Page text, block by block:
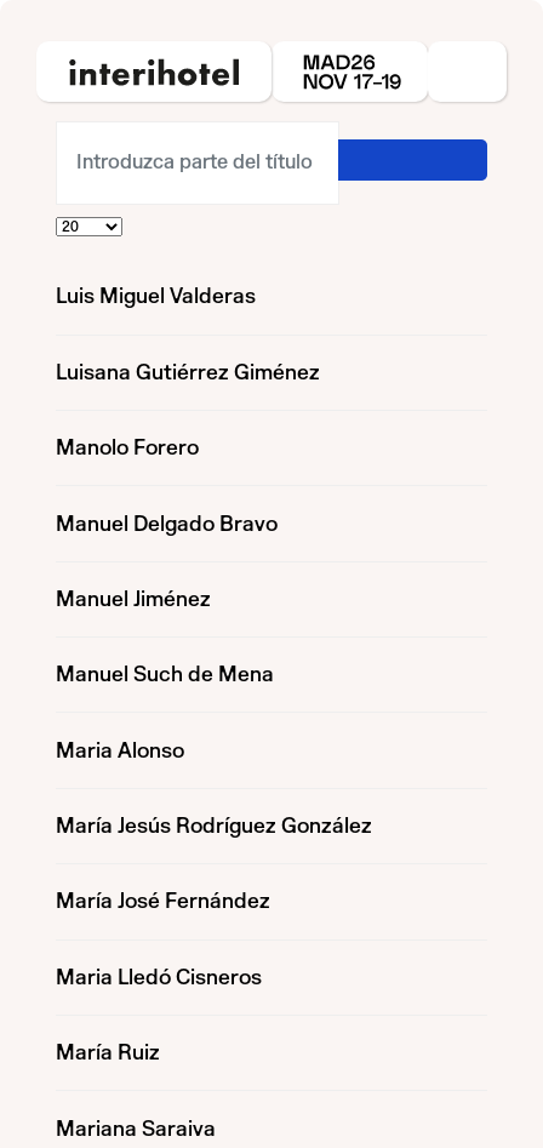
Cantidad a mostrar
Luis Miguel Valderas
Luisana Gutiérrez Giménez
Manolo Forero
Manuel Delgado Bravo
Manuel Jiménez
Manuel Such de Mena
Maria Alonso
María Jesús Rodríguez González
María José Fernández
Maria Lledó Cisneros
María Ruiz
Mariana Saraiva